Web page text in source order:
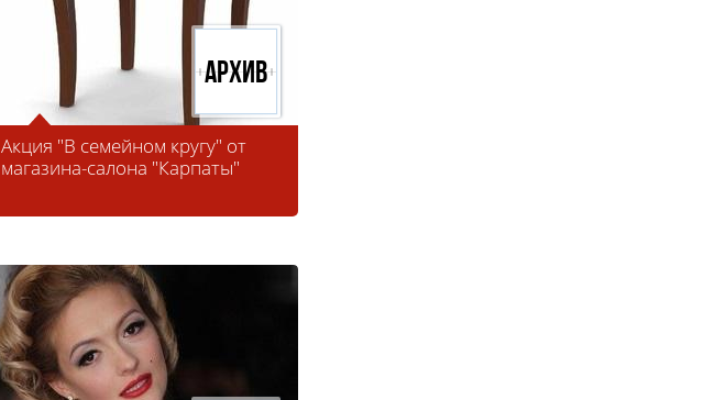
Акция "В семейном кругу" от
магазина-салона "Карпаты"
Архив